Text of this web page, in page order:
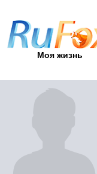
Моя жизнь